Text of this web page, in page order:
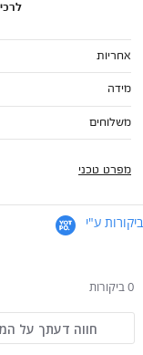
לרכישה
אחריות
מידה
משלוחים
מפרט טכני
ביקורות ע"י
0 ביקורות
חווה דעתך על